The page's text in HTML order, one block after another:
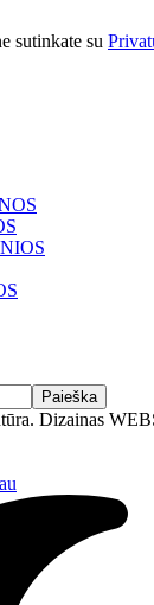
sutinkate su
Dizainas